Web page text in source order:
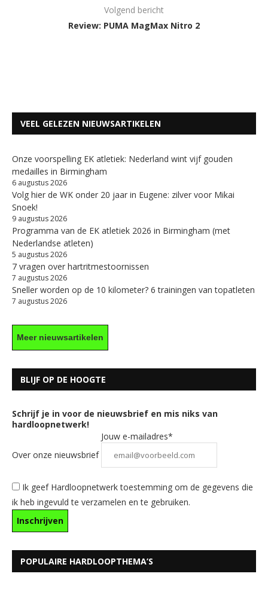
Volgend bericht
Review: PUMA MagMax Nitro 2
VEEL GELEZEN NIEUWSARTIKELEN
Onze voorspelling EK atletiek: Nederland wint vijf gouden
medailles in Birmingham
6 augustus 2026
Volg hier de WK onder 20 jaar in Eugene: zilver voor Mikai
Snoek!
9 augustus 2026
Programma van de EK atletiek 2026 in Birmingham (met
Nederlandse atleten)
5 augustus 2026
7 vragen over hartritmestoornissen
7 augustus 2026
Sneller worden op de 10 kilometer? 6 trainingen van topatleten
7 augustus 2026
Meer nieuwsartikelen
BLIJF OP DE HOOGTE
Schrijf je in voor de nieuwsbrief en mis niks van
hardloopnetwerk!
Over onze nieuwsbrief
Jouw e-mailadres*
Ik geef Hardloopnetwerk toestemming om de gegevens die
ik heb ingevuld te verzamelen en te gebruiken.
POPULAIRE HARDLOOPTHEMA’S